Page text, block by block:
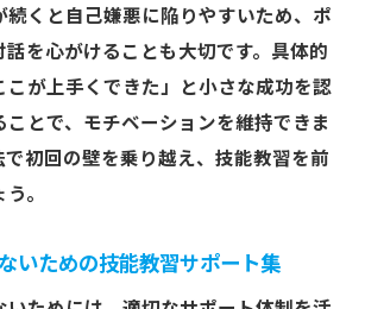
続くと自己嫌悪に陥りやすいため、ポ
話を心がけることも大切です。具体的
こが上手くできた」と小さな成功を認
ことで、モチベーションを維持できま
で初回の壁を乗り越え、技能教習を前
。
いための技能教習サポート集